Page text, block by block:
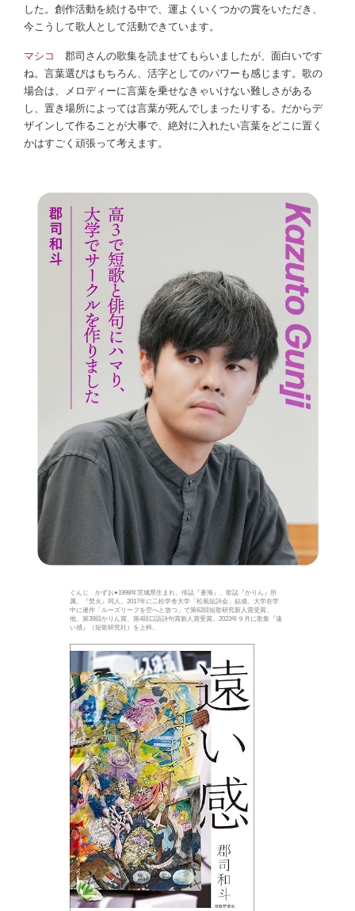
した。創作活動を続ける中で、運よくいくつかの賞をいただき、
今こうして歌人として活動できています。
マシコ
郡司さんの歌集を読ませてもらいましたが、面白いです
ね。言葉選びはもちろん、活字としてのパワーも感じます。歌の
場合は、メロディーに言葉を乗せなきゃいけない難しさがある
し、置き場所によっては言葉が死んでしまったりする。だからデ
ザインして作ることが大事で、絶対に入れたい言葉をどこに置く
かはすごく頑張って考えます。
ぐんじ かずお●1998年茨城県生まれ。俳誌『蒼海』、歌誌『かりん』所
属。『焚火』同人。2017年に二松学舎大学「松風短詩会」結成。大学在学
中に連作「ルーズリーフを空へと放つ」で第62回短歌研究新人賞受賞。
他、第39回かりん賞、第4回口語詩句賞新人賞受賞。2023年９月に歌集『遠
い感』（短歌研究社）を上梓。